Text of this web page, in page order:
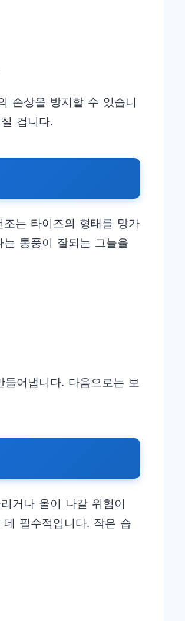
손상을 방지할 수 있습니
겁니다.
는 타이즈의 형태를 망가
통풍이 잘되는 그늘을
어냅니다. 다음으로는 보
거나 올이 나갈 위험이
필수적입니다. 작은 습